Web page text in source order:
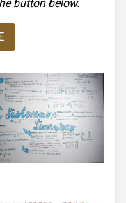
button below.